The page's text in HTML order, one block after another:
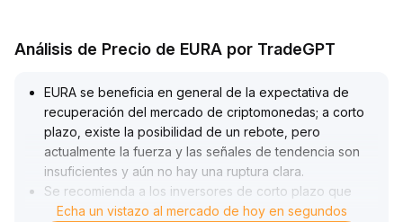
Análisis de Precio de EURA por TradeGPT
EURA se beneficia en general de la expectativa de
recuperación del mercado de criptomonedas; a corto
plazo, existe la posibilidad de un rebote, pero
actualmente la fuerza y las señales de tendencia son
insuficientes y aún no hay una ruptura clara.
Se recomienda a los inversores de corto plazo que
solo entren por fases después de que el precio supere
Echa un vistazo al mercado de hoy en segundos